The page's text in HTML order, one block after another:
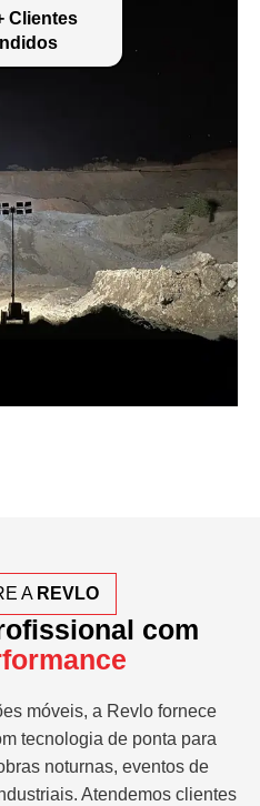
Clientes
A REVLO
com
móveis, a Revlo fornece
tecnologia de ponta para
noturnas, eventos de
Atendemos clientes